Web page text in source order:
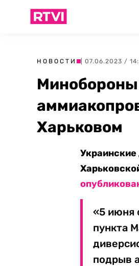
НОВОСТИ | 07.06.2023 /
Минобороны
Харьковом
«5 июня
пункта
подрыв